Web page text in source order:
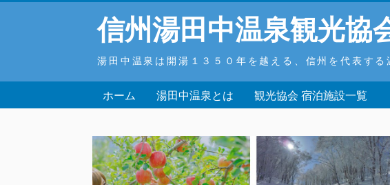
信州湯田中温泉観光協
湯田中温泉は開湯１３５０年を越える、信州を代表す
ホーム 湯田中温泉とは 観光協会 宿泊施設一覧